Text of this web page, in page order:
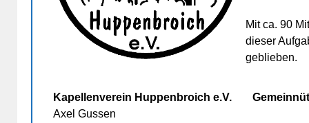
Mit ca. 90
dieser
geblieben.
Kapellenverein Huppenbroich e.V.
Axel Gussen